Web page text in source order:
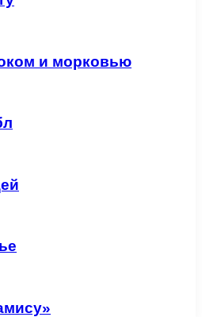
и морковью